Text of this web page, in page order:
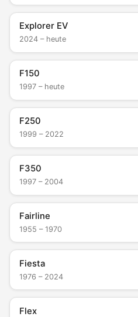
Explorer EV
2024 – heute
F150
1997 – heute
F250
1999 – 2022
F350
1997 – 2004
Fairline
1955 – 1970
Fiesta
1976 – 2024
Flex